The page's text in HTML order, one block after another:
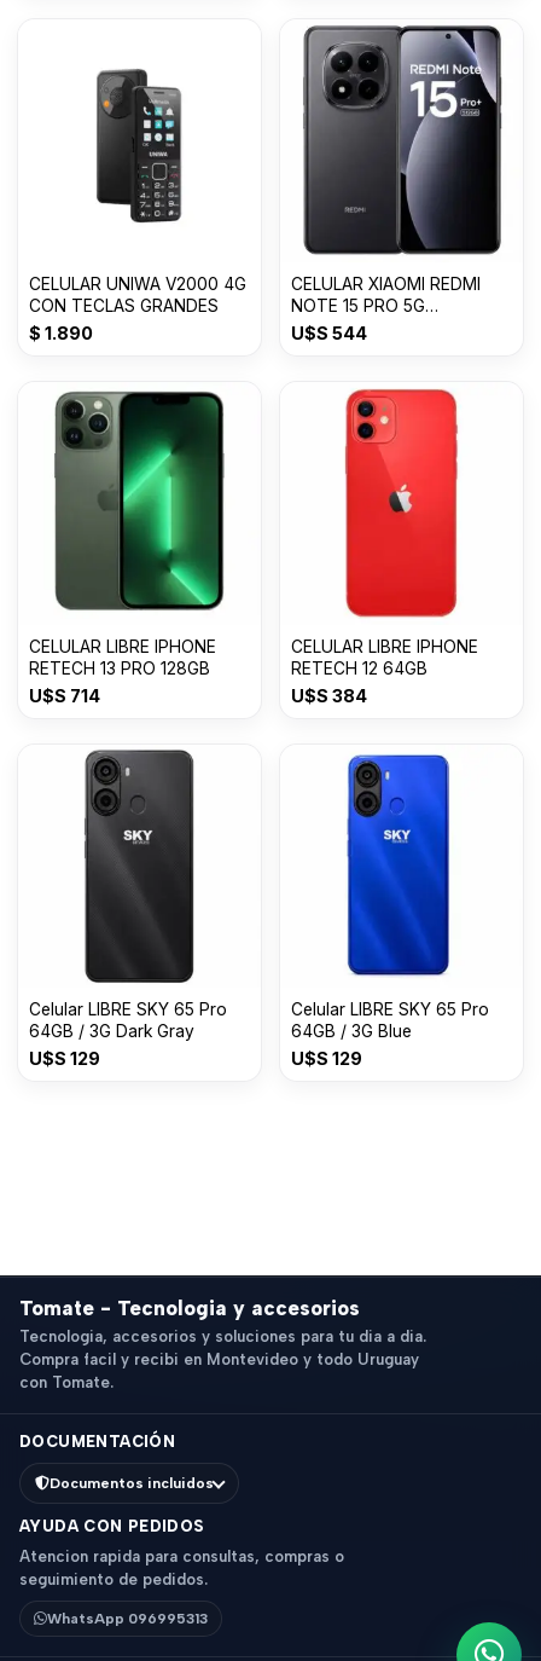
CELULAR UNIWA V2000 4G
CON TECLAS GRANDES
$ 1.890
CELULAR XIAOMI REDMI
NOTE 15 PRO 5G
8GB+512GB
U$S 544
CELULAR LIBRE IPHONE
RETECH 13 PRO 128GB
U$S 714
CELULAR LIBRE IPHONE
RETECH 12 64GB
U$S 384
Celular LIBRE SKY 65 Pro
64GB / 3G Dark Gray
U$S 129
Celular LIBRE SKY 65 Pro
64GB / 3G Blue
U$S 129
Tomate - Tecnologia y accesorios
Tecnologia, accesorios y soluciones para tu dia a dia.
Compra facil y recibi en Montevideo y todo Uruguay
con Tomate.
DOCUMENTACIÓN
Documentos incluidos
AYUDA CON PEDIDOS
Atencion rapida para consultas, compras o
seguimiento de pedidos.
WhatsApp 096995313